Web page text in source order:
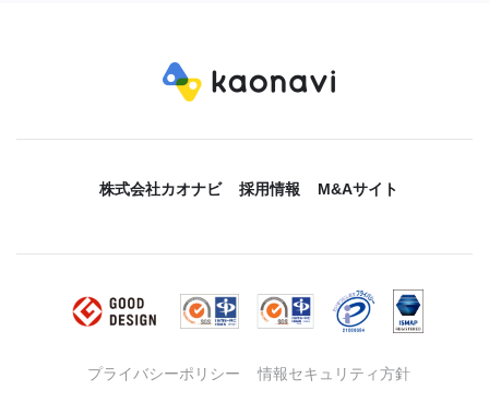
株式会社カオナビ 採用情報 M&Aサイト
プライバシーポリシー 情報セキュリティ方針